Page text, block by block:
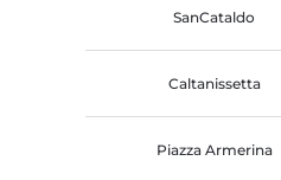
SanCataldo
Caltanissetta
Piazza Armerina